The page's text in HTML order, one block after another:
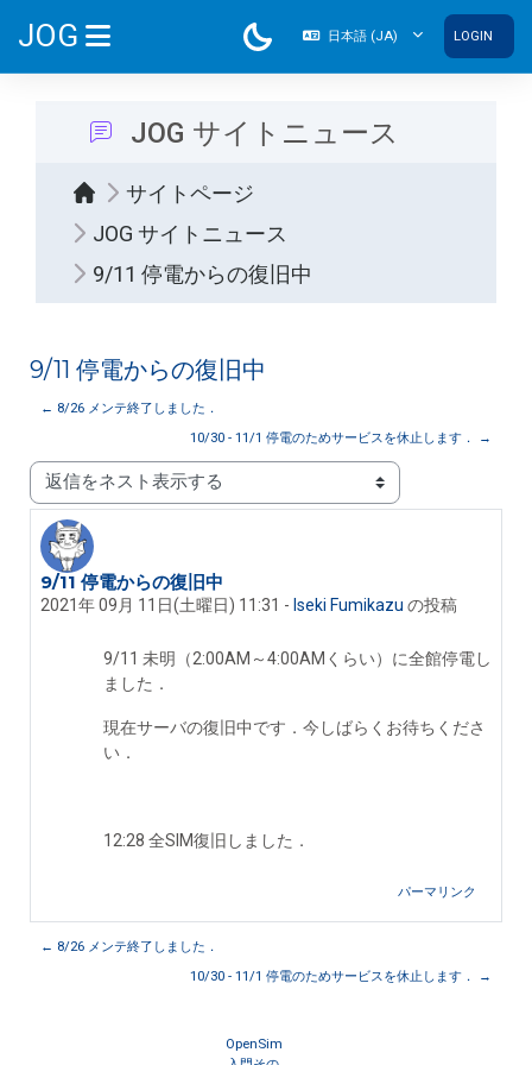
JOG 日本語 ‎(JA)‎ LOGIN
JOG サイトニュース
サイトページ
JOG サイトニュース
9/11 停電からの復旧中
9/11 停電からの復旧中
← 8/26 メンテ終了しました．
10/30 - 11/1 停電のためサービスを休止します． →
表示モード
9/11 停電からの復旧中
2021年 09月 11日(土曜日) 11:31 - Iseki Fumikazu の投稿
返信数: 0
9/11 未明（2:00AM～4:00AMくらい）に全館停電し
ました．
現在サーバの復旧中です．今しばらくお待ちくださ
い．
12:28 全SIM復旧しました．
パーマリンク
← 8/26 メンテ終了しました．
10/30 - 11/1 停電のためサービスを休止します． →
OpenSim